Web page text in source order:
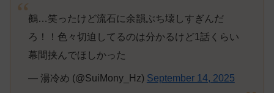
鵺…笑ったけど流石に余韻ぶち壊しすぎんだ
ろ！！色々切迫してるのは分かるけど1話くらい
幕間挟んでほしかった
— 湯冷め (@SuiMony_Hz) September 14, 2025